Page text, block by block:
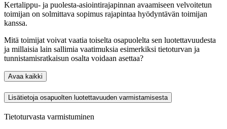
Kertalippu- ja puolesta-asiointirajapinnan avaamiseen velvoitetun
toimijan on solmittava sopimus rajapintaa hyödyntävän toimijan
kanssa.
Mitä toimijat voivat vaatia toiselta osapuolelta sen luotettavuudesta
ja millaisia lain sallimia vaatimuksia esimerkiksi tietoturvan ja
tunnistamisratkaisun osalta voidaan asettaa?
Avaa kaikki
Lisätietoja osapuolten luotettavuuden varmistamisesta
Tietoturvasta varmistuminen